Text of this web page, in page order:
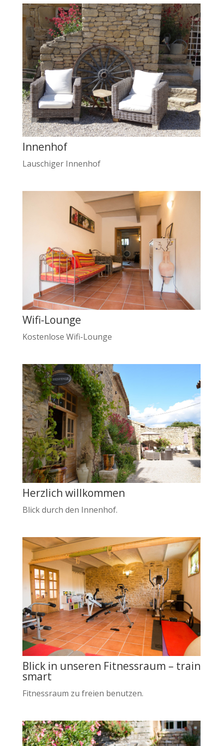
Innenhof
Lauschiger Innenhof
Wifi-Lounge
Kostenlose Wifi-Lounge
Herzlich willkommen
Blick durch den Innenhof.
Blick in unseren Fitnessraum – train
smart
Fitnessraum zu freien benutzen.